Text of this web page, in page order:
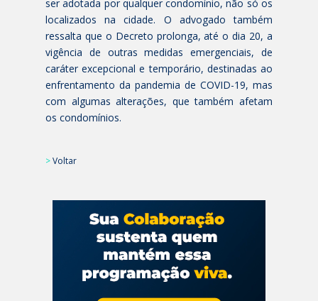
ser adotada por qualquer condomínio, não só os
localizados na cidade. O advogado também
ressalta que o Decreto prolonga, até o dia 20, a
vigência de outras medidas emergenciais, de
caráter excepcional e temporário, destinadas ao
enfrentamento da pandemia de COVID-19, mas
com algumas alterações, que também afetam
os condomínios.
>Voltar